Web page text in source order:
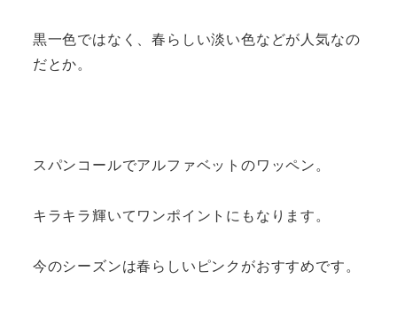
黒一色ではなく、春らしい淡い色などが人気なの
だとか。
スパンコールでアルファベットのワッペン。
キラキラ輝いてワンポイントにもなります。
今のシーズンは春らしいピンクがおすすめです。